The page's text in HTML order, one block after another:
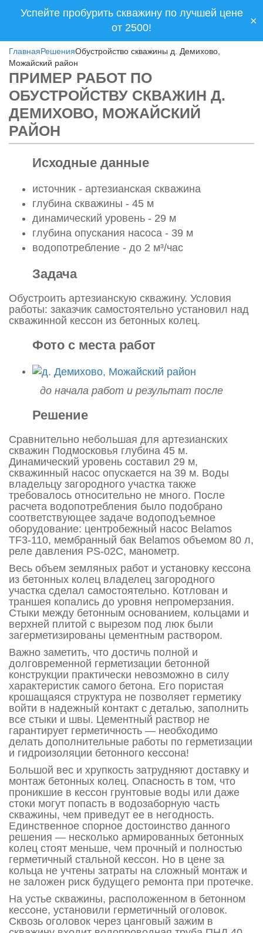
Успейте пробурить скважину по лучшей цене
от 2500!
×
ГлавнаяРешенияОбустройство скважины д. Демихово,
Можайский район
ПРИМЕР РАБОТ ПО
ОБУСТРОЙСТВУ СКВАЖИН Д.
ДЕМИХОВО, МОЖАЙСКИЙ
РАЙОН
Исходные данные
источник - артезианская скважина
глубина скважины - 45 м
динамический уровень - 29 м
глубина опускания насоса - 39 м
водопотребление - до 2 м³/час
Задача
Обустроить артезианскую скважину. Условия
работы: заказчик самостоятельно установил над
скважинной кессон из бетонных колец.
Фото с места работ
до начала работ и результат после
Решение
Сравнительно небольшая для артезианских
скважин Подмосковья глубина 45 м.
Динамический уровень составил 29 м,
скважинный насос опускается на 39 м. Воды
владельцу загородного участка также
требовалось относительно не много. После
расчета водопотребления было подобрано
соответствующее задаче водоподъемное
оборудование: центробежный насос Belamos
TF3-110, мембранный бак Belamos объемом 80 л,
реле давления PS-02C, манометр.
Весь объем земляных работ и установку кессона
из бетонных колец владелец загородного
участка сделал самостоятельно. Котлован и
траншея копались до уровня непромерзания.
Стыки между бетонным основанием, кольцами и
верхней плитой с вырезом под люк были
загерметизированы цементным раствором.
Важно заметить, что достичь полной и
долговременной герметизации бетонной
конструкции практически невозможно в силу
характеристик самого бетона. Его пористая
крошащаяся структура не позволяет герметику
войти в надежный контакт с деталью, заполнить
все стыки и швы. Цементный раствор не
гарантирует герметичность — необходимо
делать дополнительные работы по герметизации
и гидроизоляции бетонного кессона!
Большой вес и хрупкость затрудняют доставку и
монтаж бетонных колец. Опасность в том, что
проникшие в кессон грунтовые воды или даже
стоки могут попасть в водозаборную часть
скважины, чем приведут ее в негодность.
Единственное спорное достоинство данного
решения — несколько армированных бетонных
колец стоят меньше, чем прочный и полностью
герметичный стальной кессон. Но в цене за
кольца не учтены затраты на сложный монтаж и
не заложен риск будущего ремонта при протечке.
На устье скважины, расположенном в бетонном
кессоне, установили герметичный оголовок.
Сквозь оголовок через цанговый зажим в